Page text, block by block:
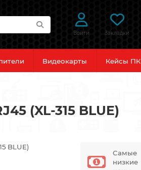
Войти Закладки
Видеокарты Кейсы ПК
(XL-315 BLUE)
BLUE)
Самые
низкие